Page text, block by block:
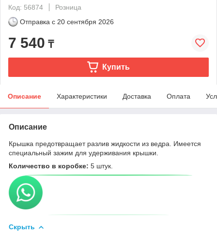
Код: 56874
Розница
Отправка с 20 сентября 2026
7 540 ₸
Купить
Описание Характеристики Доставка Оплата
Описание
Крышка предотвращает разлив жидкости из ведра. Имеется
специальный зажим для удерживания крышки.
Количество в коробке: 5 штук.
Скрыть